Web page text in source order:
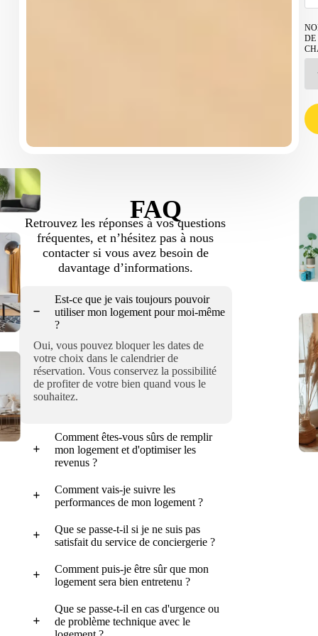
DE
FAQ
Retrouvez les réponses à vos questions
fréquentes, et n’hésitez pas à nous
contacter si vous avez besoin de
davantage d’informations.
Est-ce que je vais toujours pouvoir
utiliser mon logement pour moi-même
?
Oui, vous pouvez bloquer les dates de
votre choix dans le calendrier de
réservation. Vous conservez la possibilité
de profiter de votre bien quand vous le
souhaitez.
Comment êtes-vous sûrs de remplir
mon logement et d'optimiser les
revenus ?
Comment vais-je suivre les
performances de mon logement ?
Que se passe-t-il si je ne suis pas
satisfait du service de conciergerie ?
Comment puis-je être sûr que mon
logement sera bien entretenu ?
Que se passe-t-il en cas d'urgence ou
de problème technique avec le